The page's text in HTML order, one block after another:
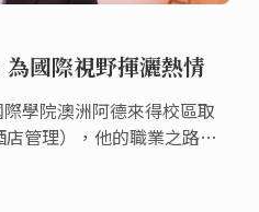
國際視野揮灑熱情
學院澳洲阿德來得校區取
管理），他的職業之路專